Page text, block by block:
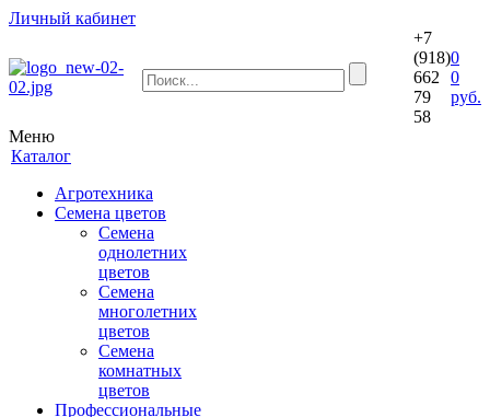
Личный кабинет
+7
(918)
662
79
58
0
0
руб.
Меню
Каталог
Агротехника
Семена цветов
Семена
однолетних
цветов
Семена
многолетних
цветов
Семена
комнатных
цветов
Профессиональные